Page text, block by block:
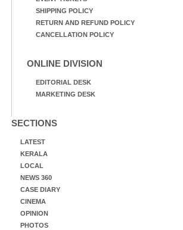
SHIPPING POLICY
RETURN AND REFUND POLICY
CANCELLATION POLICY
ONLINE DIVISION
EDITORIAL DESK
MARKETING DESK
SECTIONS
LATEST
KERALA
LOCAL
NEWS 360
CASE DIARY
CINEMA
OPINION
PHOTOS